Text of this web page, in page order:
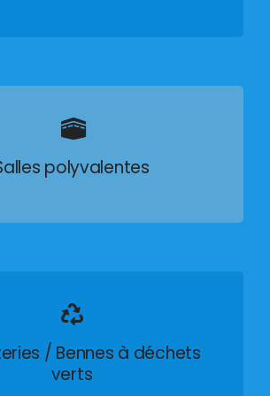
polyvalentes
/ Bennes à déchets
verts